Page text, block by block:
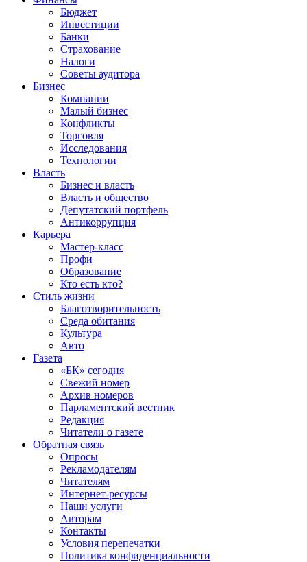
Бюджет
Инвестиции
Банки
Страхование
Налоги
Советы аудитора
Бизнес
Компании
Малый бизнес
Конфликты
Торговля
Исследования
Технологии
Власть
Бизнес и власть
Власть и общество
Депутатский портфель
Антикоррупция
Карьера
Мастер-класс
Профи
Образование
Кто есть кто?
Стиль жизни
Благотворительность
Среда обитания
Культура
Авто
Газета
«БК» сегодня
Свежий номер
Архив номеров
Парламентский вестник
Редакция
Читатели о газете
Обратная связь
Опросы
Рекламодателям
Читателям
Интернет-ресурсы
Наши услуги
Авторам
Контакты
Условия перепечатки
Политика конфиденциальности